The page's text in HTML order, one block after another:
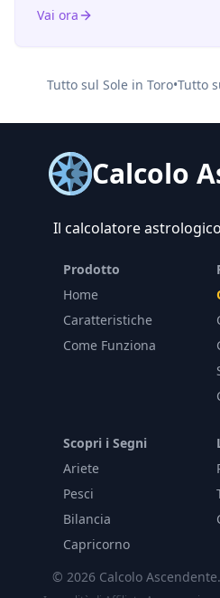
Vai ora
Tutto sul Sole in Toro•Tutto
Calcolo
Il calcolatore
Prodotto
Home
Caratteristiche
Come Funziona
Scopri i Segni
Ariete
Pesci
Bilancia
Capricorno
© 2026 Calcolo